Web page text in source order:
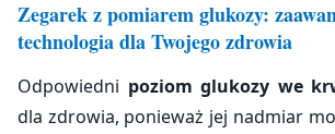
Zegarek z pomiarem glukozy:
technologia dla Twojego zdrowia
Odpowiedni poziom glukozy we
dla zdrowia, ponieważ jej nadmiar